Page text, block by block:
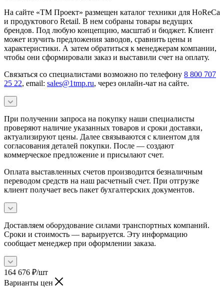
На сайте «ТМ Проект» размещен каталог техники для HoReCa
и продуктового Retail. В нем собраны товары ведущих
брендов. Под любую концепцию, масштаб и бюджет. Клиент
может изучить предложения заводов, сравнить цены и
характеристики. А затем обратиться к менеджерам компании,
чтобы они сформировали заказ и выставили счет на оплату.
Связаться со специалистами возможно по телефону 8 800 707
25 22, email: sales@1tmp.ru, через онлайн-чат на сайте.
При получении запроса на покупку наши специалисты
проверяют наличие указанных товаров и сроки доставки,
актуализируют цены. Далее связываются с клиентом для
согласования деталей покупки. После — создают
коммерческое предложение и присылают счет.
Оплата выставленных счетов производится безналичным
переводом средств на наш расчетный счет. При отгрузке
клиент получает весь пакет бухгалтерских документов.
Доставляем оборудование силами транспортных компаний.
Сроки и стоимость — варьируется. Эту информацию
сообщает менеджер при оформлении заказа.
164 676 ₽/шт
Варианты цен